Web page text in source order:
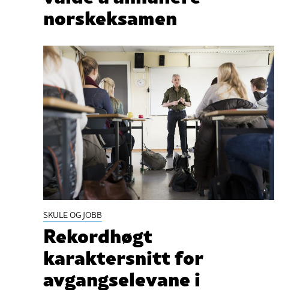
norskeksamen
SKULE OG JOBB
Rekordhøgt
karaktersnitt for
avgangselevane i